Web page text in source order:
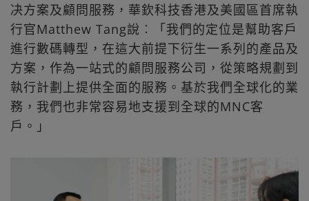
决方案及顧問服務，華欽科技香港及美國區首席執
行官Matthew Tang說︰「我們的定位是幫助客戶
進行數碼轉型，在這大前提下衍生一系列的產品及
方案，作為一站式的顧問服務公司，從策略規劃到
執行計劃上提供全面的服務。基於我們全球化的業
務，我們也非常容易地支援到全球的MNC客
戶。」